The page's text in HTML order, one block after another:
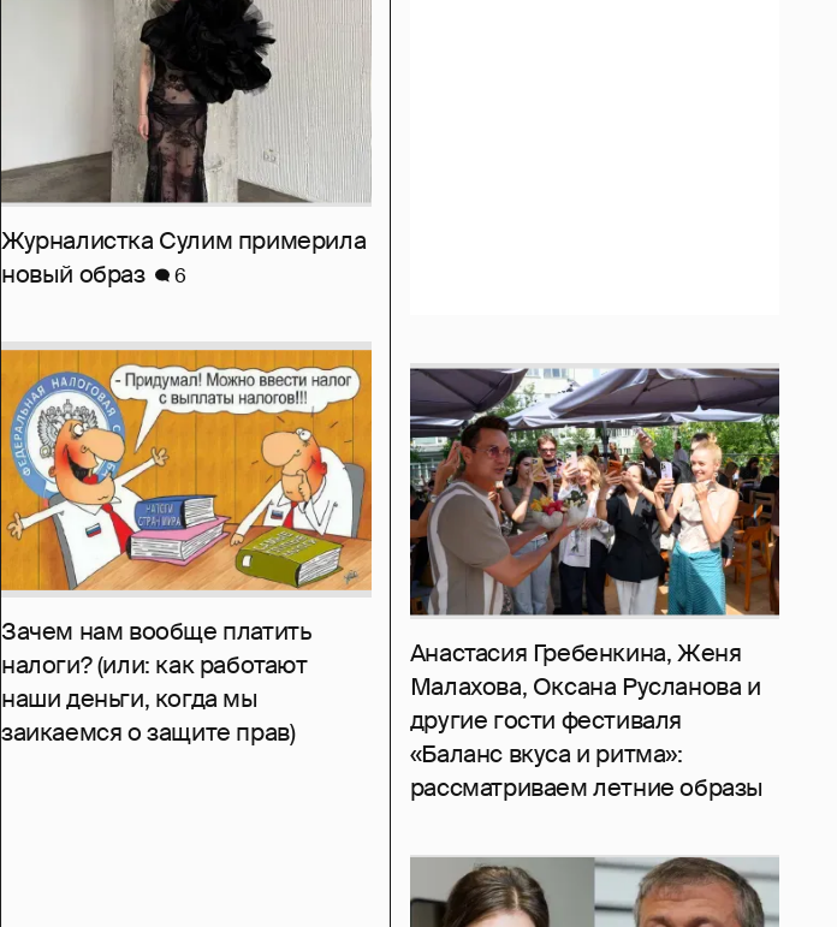
Журналистка Сулим примерила
новый образ
6
Анастасия Гребенкина, Женя
Малахова, Оксана Русланова и
другие гости фестиваля
«Баланс вкуса и ритма»:
рассматриваем летние образы
Зачем нам вообще платить
налоги? (или: как работают
наши деньги, когда мы
заикаемся о защите прав)